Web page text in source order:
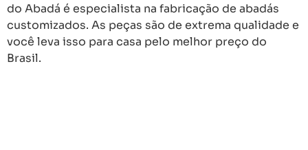
do Abadá é especialista na fabricação de abadás
customizados. As peças são de extrema qualidade e
você leva isso para casa pelo melhor preço do
Brasil.